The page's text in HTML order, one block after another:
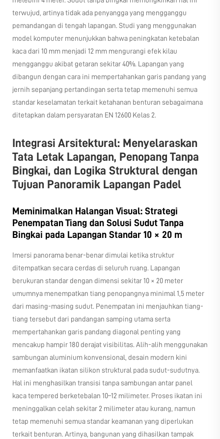
terwujud, artinya tidak ada penyangga yang mengganggu
pemandangan di tengah lapangan. Studi yang menggunakan
model komputer menunjukkan bahwa peningkatan ketebalan
kaca dari 10 mm menjadi 12 mm mengurangi efek kilau
mengganggu akibat getaran sekitar 40%. Lapangan yang
dibangun dengan cara ini mempertahankan garis pandang yang
jernih sepanjang pertandingan serta tetap memenuhi semua
standar keselamatan terkait ketahanan benturan sebagaimana
ditetapkan dalam persyaratan EN 12600 Kelas 2.
Integrasi Arsitektural: Menyelaraskan
Tata Letak Lapangan, Penopang Tanpa
Bingkai, dan Logika Struktural dengan
Tujuan Panoramik Lapangan Padel
Meminimalkan Halangan Visual: Strategi
Penempatan Tiang dan Solusi Sudut Tanpa
Bingkai pada Lapangan Standar 10 × 20 m
Imersi panorama benar-benar dimulai ketika struktur
ditempatkan secara cerdas di seluruh ruang. Lapangan
berukuran standar dengan dimensi sekitar 10 × 20 meter
umumnya menempatkan tiang penopangnya minimal 1,5 meter
dari masing-masing sudut. Penempatan ini menjauhkan tiang-
tiang tersebut dari pandangan samping utama serta
mempertahankan garis pandang diagonal penting yang
mencakup hampir 180 derajat visibilitas. Alih-alih menggunakan
sambungan aluminium konvensional, desain modern kini
memanfaatkan ikatan silikon struktural pada sudut-sudutnya.
Hal ini menghasilkan transisi tanpa sambungan antar panel
kaca tempered berketebalan 10–12 milimeter. Proses ikatan ini
meninggalkan celah sekitar 2 milimeter atau kurang, namun
tetap memenuhi semua standar keamanan yang diperlukan
terkait benturan. Artinya, bangunan yang dihasilkan tampak